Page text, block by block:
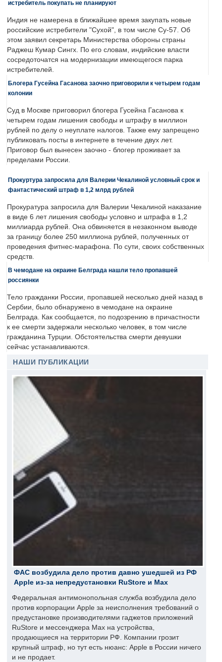
истребитель покупать не планируют
Индия не намерена в ближайшее время закупать новые
российские истребители "Сухой", в том числе Су-57. Об
этом заявил секретарь Министерства обороны страны
Раджеш Кумар Сингх. По его словам, индийские власти
сосредоточатся на модернизации имеющегося парка
истребителей.
Блогера Гусейна Гасанова заочно приговорили к четырем годам
колонии
Суд в Москве приговорил блогера Гусейна Гасанова к
четырем годам лишения свободы и штрафу в миллион
рублей по делу о неуплате налогов. Также ему запрещено
публиковать посты в интернете в течение двух лет.
Приговор был вынесен заочно - блогер проживает за
пределами России.
Прокуртура запросила для Валерии Чекалиной условный срок и
фантастический штраф в 1,2 млрд рублей
Прокуратура запросила для Валерии Чекалиной наказание
в виде 6 лет лишения свободы условно и штрафа в 1,2
миллиарда рублей. Она обвиняется в незаконном выводе
за границу более 250 миллиона рублей, полученных от
проведения фитнес-марафона. По сути, своих собственных
средств.
В чемодане на окраине Белграда нашли тело пропавшей
россиянки
Тело гражданки России, пропавшей несколько дней назад в
Сербии, было обнаружено в чемодане на окраине
Белграда. Как сообщается, по подозрению в причастности
к ее смерти задержали несколько человек, в том числе
гражданина Турции. Обстоятельства смерти девушки
сейчас устанавливаются.
НАШИ ПУБЛИКАЦИИ
ФАС возбудила дело против давно ушедшей из РФ
Apple из-за непредустановки RuStore и Max
Федеральная антимонопольная служба возбудила дело
против корпорации Apple за неисполнения требований о
предустановке производителями гаджетов приложений
RuStore и мессенджера Max на устройства,
продающиеся на территории РФ. Компании грозит
крупный штраф, но тут есть нюанс: Apple в России ничего
и не продает.